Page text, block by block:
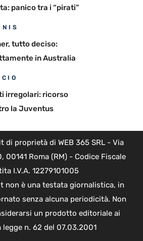
panico tra i “pirati”
tutto deciso:
in Australia
irregolari: ricorso
la Juventus
di proprietà di WEB 365 SRL - Via
00141 Roma (RM) - Codice Fiscale
I.V.A. 12279101005
non è una testata giornalistica, in
senza alcuna periodicità. Non
un prodotto editoriale ai
legge n. 62 del 07.03.2001